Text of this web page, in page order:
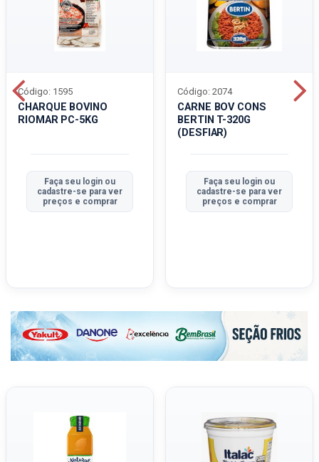
CHARQUE BOVINO
RIOMAR PC-5KG
Código: 1595
Faça seu login ou
cadastre-se para ver
preços e comprar
CARNE BOV CONS
BERTIN T-320G
(DESFIAR)
Código: 2074
Faça seu login ou
cadastre-se para ver
preços e comprar